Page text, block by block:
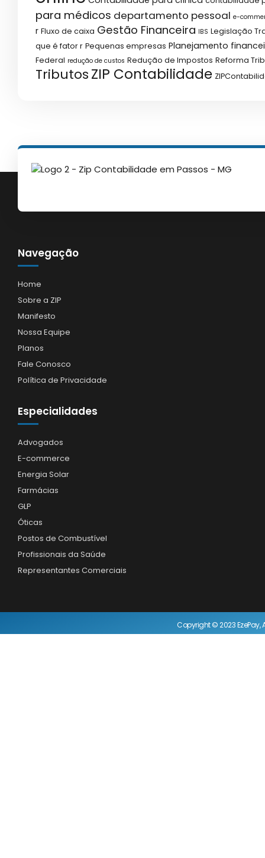
para médicos departamento pessoal e-
r Fluxo de caixa Gestão Financeira IBS Legislação
que é fator r Pequenas empresas Planejamento
Federal redução de custos Redução de Impostos Reforma
TributosZIP Contabilidade
Navegação
Home
Sobre a ZIP
Manifesto
Nossa Equipe
Planos
Fale Conosco
Política de Privacidade
Especialidades
Advogados
E-commerce
Energia Solar
Farmácias
GLP
Óticas
Postos de Combustível
Profissionais da Saúde
Representantes Comerciais
Copyright © 2023 EzePay,